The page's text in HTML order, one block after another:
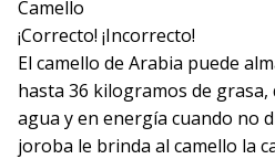
Camello
¡Correcto! ¡Incorrecto!
El camello de Arabia puede
hasta 36 kilogramos de
agua y en energía cuando no
joroba le brinda al camello la